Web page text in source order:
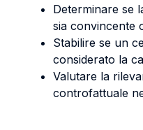
Determinare se
sia convincente
Stabilire se un
considerato la
Valutare la
controfattuale